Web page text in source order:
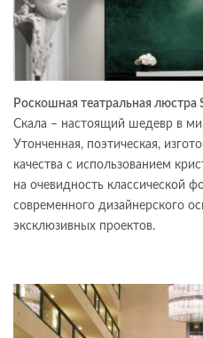
Роскошная театральная люстра
Скала – настоящий шедевр в
Утонченная, поэтическая,
качества с использованием
на очевидность классической
современного дизайнерского
эксклюзивных проектов.